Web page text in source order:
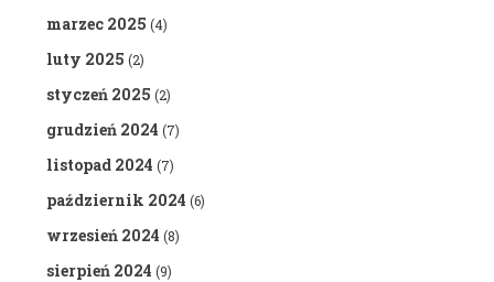
marzec 2025 (4)
luty 2025 (2)
styczeń 2025 (2)
grudzień 2024 (7)
listopad 2024 (7)
październik 2024 (6)
wrzesień 2024 (8)
sierpień 2024 (9)